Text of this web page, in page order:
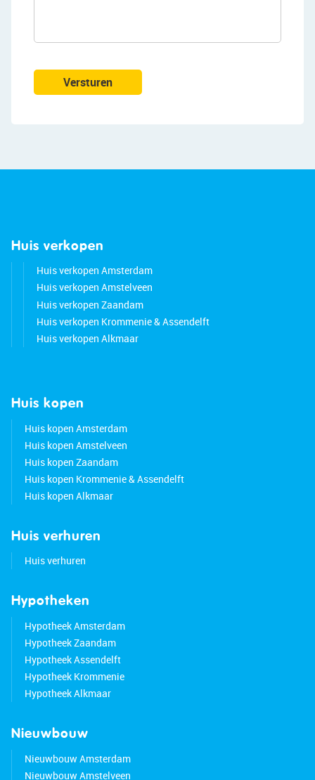
Versturen
Huis verkopen
Huis verkopen Amsterdam
Huis verkopen Amstelveen
Huis verkopen Zaandam
Huis verkopen Krommenie & Assendelft
Huis verkopen Alkmaar
Huis kopen
Huis kopen Amsterdam
Huis kopen Amstelveen
Huis kopen Zaandam
Huis kopen Krommenie & Assendelft
Huis kopen Alkmaar
Huis verhuren
Huis verhuren
Hypotheken
Hypotheek Amsterdam
Hypotheek Zaandam
Hypotheek Assendelft
Hypotheek Krommenie
Hypotheek Alkmaar
Nieuwbouw
Nieuwbouw Amsterdam
Nieuwbouw Amstelveen